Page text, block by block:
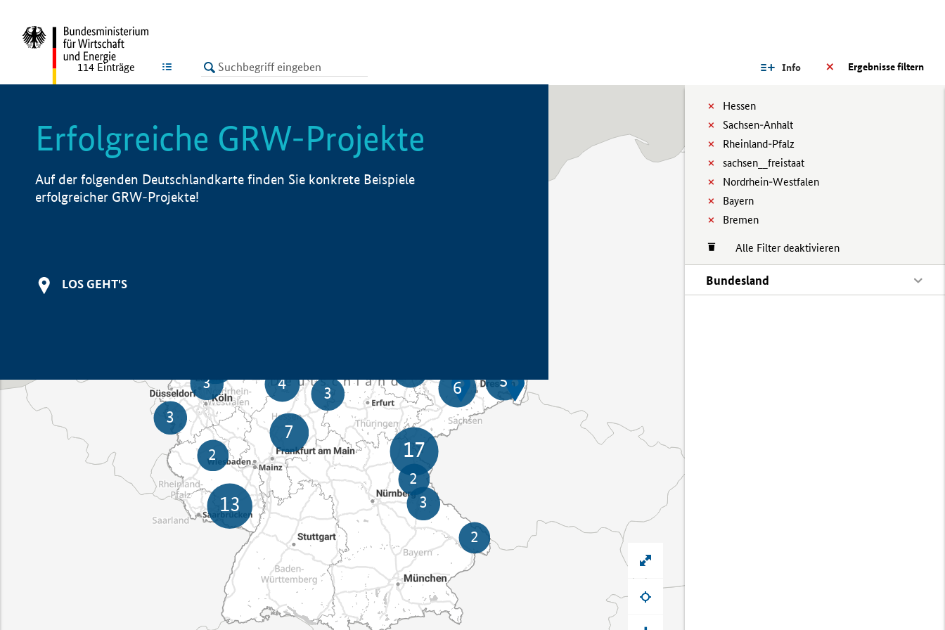
LISTE Ergebnisse filtern
Info
Hessen
Sachsen-Anhalt
Rheinland-Pfalz
sachsen__freistaat
Nordrhein-Westfalen
Bayern
Bremen
Alle Filter deaktivieren
Bundesland
114 Einträge
Erfolgreiche GRW-Projekte
Auf der folgenden Deutschlandkarte finden Sie konkrete Beispiele
erfolgreicher GRW-Projekte!
LOS GEHT'S